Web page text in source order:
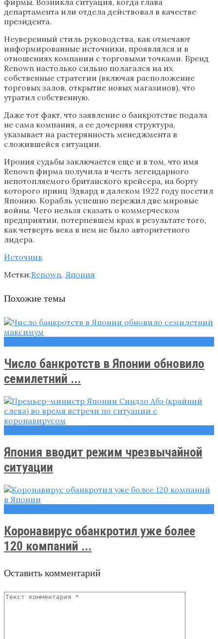
департамента или отдела действовал в качестве
президента.
Неуверенный стиль руководства, как отмечают
информированные источники, проявлялся и в
отношениях компании с торговыми точками. Бренд
Renown настолько сильно полагался на их
собственные стратегии (включая расположение
торговых залов, открытие новых магазинов), что
утратил собственную.
Даже тот факт, что заявление о банкротстве подала
не сама компания, а ее дочерняя структура,
указывает на растерянность менеджмента в
сложившейся ситуации.
Ирония судьбы заключается еще и в том, что имя
Renown фирма получила в честь легендарного
непотопляемого британского крейсера, на борту
которого принц Эдвард в далеком 1922 году посетил
Японию. Корабль успешно пережил две мировые
войны. Чего нельзя сказать о коммерческом
предприятии, потерпевшем крах в результате того,
как четверть века в нем не было авторитетного
лидера.
Источник
Метки:Renown, Япония
Похожие темы
Число банкротств в Японии обновило
семилетний ...
Япония вводит режим чрезвычайной
ситуации
Коронавирус обанкротил уже более
120 компаний ...
Оставить комментарий